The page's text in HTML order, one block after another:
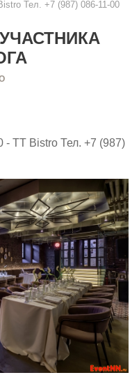
Тел. +7 (987) 086-11-00
- TT Bistro Тел. +7 (987)